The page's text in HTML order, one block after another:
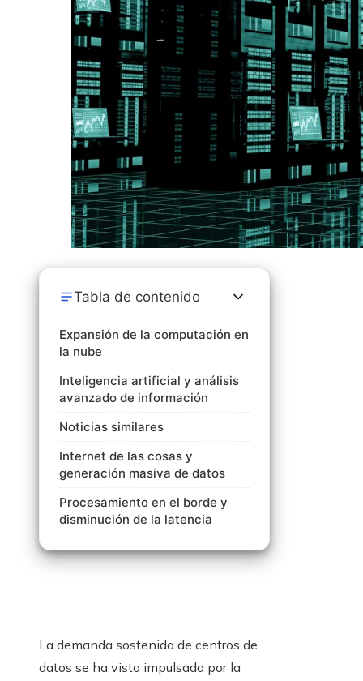
Tabla de contenido
Expansión de la computación en
la nube
Inteligencia artificial y análisis
avanzado de información
Noticias similares
Internet de las cosas y
generación masiva de datos
Procesamiento en el borde y
disminución de la latencia
La demanda sostenida de centros de
datos se ha visto impulsada por la